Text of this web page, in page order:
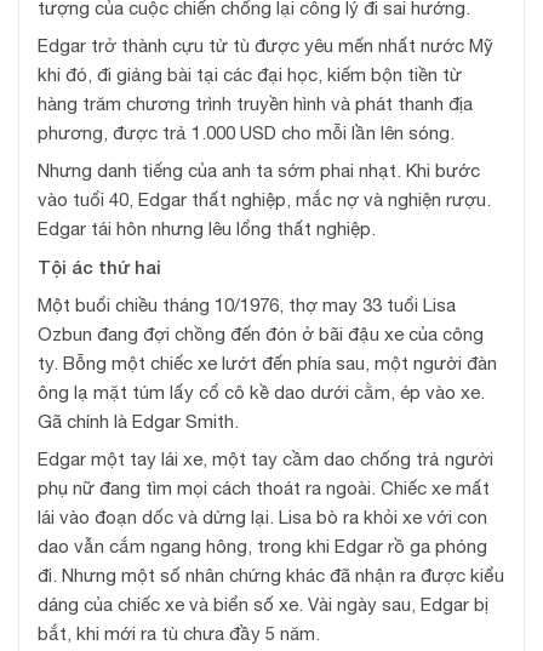
tượng của cuộc chiến chống lại công lý đi sai hướng.
Edgar trở thành cựu tử tù được yêu mến nhất nước Mỹ
khi đó, đi giảng bài tại các đại học, kiếm bộn tiền từ
hàng trăm chương trình truyền hình và phát thanh địa
phương, được trả 1.000 USD cho mỗi lần lên sóng.
Nhưng danh tiếng của anh ta sớm phai nhạt. Khi bước
vào tuổi 40, Edgar thất nghiệp, mắc nợ và nghiện rượu.
Edgar tái hôn nhưng lêu lổng thất nghiệp.
Tội ác thứ hai
Một buổi chiều tháng 10/1976, thợ may 33 tuổi Lisa
Ozbun đang đợi chồng đến đón ở bãi đậu xe của công
ty. Bỗng một chiếc xe lướt đến phía sau, một người đàn
ông lạ mặt túm lấy cổ cô kề dao dưới cằm, ép vào xe.
Gã chính là Edgar Smith.
Edgar một tay lái xe, một tay cầm dao chống trả người
phụ nữ đang tìm mọi cách thoát ra ngoài. Chiếc xe mất
lái vào đoạn dốc và dừng lại. Lisa bò ra khỏi xe với con
dao vẫn cắm ngang hông, trong khi Edgar rồ ga phóng
đi. Nhưng một số nhân chứng khác đã nhận ra được kiểu
dáng của chiếc xe và biển số xe. Vài ngày sau, Edgar bị
bắt, khi mới ra tù chưa đầy 5 năm.